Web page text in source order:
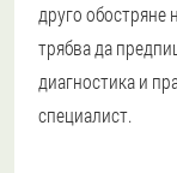
друго обостряне
трябва да
диагностика и
специалист.